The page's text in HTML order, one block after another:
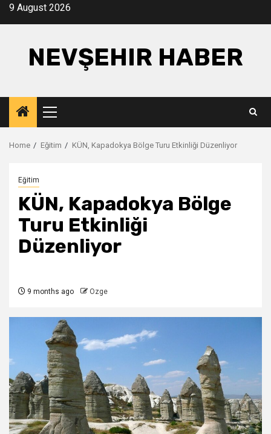
Skip9 August 2026
NEVŞEHIR HABER
Primary
Menu
Home Eğitim KÜN, Kapadokya Bölge Turu Etkinliği Düzenliyor
Eğitim
KÜN, Kapadokya Bölge
Turu Etkinliği
Düzenliyor
9 months ago Ozge